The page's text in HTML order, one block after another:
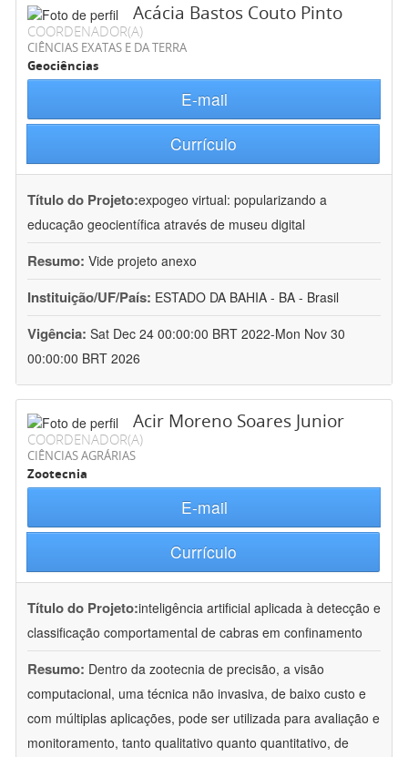
Acácia Bastos Couto Pinto
COORDENADOR(A)
CIÊNCIAS EXATAS E DA TERRA
Geociências
E-mail
Currículo
Título do Projeto:expogeo virtual: popularizando a
educação geocientífica através de museu digital
Resumo: Vide projeto anexo
Instituição/UF/País: ESTADO DA BAHIA - BA - Brasil
Vigência: Sat Dec 24 00:00:00 BRT 2022-Mon Nov 30
00:00:00 BRT 2026
Acir Moreno Soares Junior
COORDENADOR(A)
CIÊNCIAS AGRÁRIAS
Zootecnia
E-mail
Currículo
Título do Projeto:inteligência artificial aplicada à detecção e
classificação comportamental de cabras em confinamento
Resumo: Dentro da zootecnia de precisão, a visão
computacional, uma técnica não invasiva, de baixo custo e
com múltiplas aplicações, pode ser utilizada para avaliação e
monitoramento, tanto qualitativo quanto quantitativo, de